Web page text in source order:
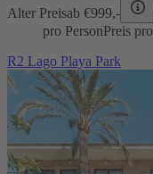
Alter Preisab €999,-
pro PersonPreis
R2 Lago Playa Park